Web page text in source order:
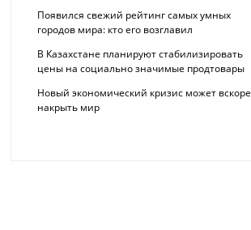
Появился свежий рейтинг самых умных
городов мира: кто его возглавил
В Казахстане планируют стабилизировать
цены на социально значимые продтовары
Новый экономический кризис может вскоре
накрыть мир